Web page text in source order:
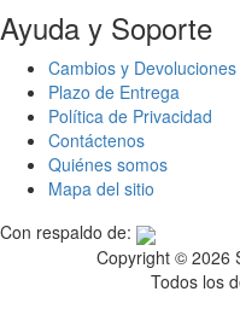
Ayuda y Soporte
Cambios y Devoluciones
Plazo de Entrega
Política de Privacidad
Contáctenos
Quiénes somos
Mapa del sitio
Con respaldo de:
Copyright © 2026
Todos los